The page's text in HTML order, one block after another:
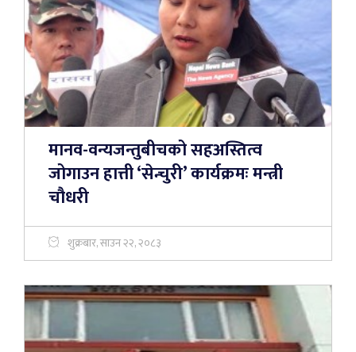
मानव-वन्यजन्तुबीचको सहअस्तित्व
जोगाउन हात्ती ‘सेन्चुरी’ कार्यक्रमः मन्त्री
चौधरी
शुक्रबार, साउन २२, २०८३